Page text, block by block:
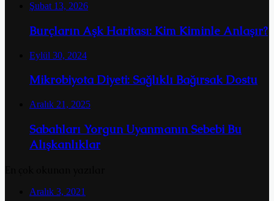
Şubat 13, 2026
Burçların Aşk Haritası: Kim Kiminle Anlaşır?
Eylül 30, 2024
Mikrobiyota Diyeti: Sağlıklı Bağırsak Dostu
Aralık 21, 2025
Sabahları Yorgun Uyanmanın Sebebi Bu
Alışkanlıklar
Aralık 3, 2021